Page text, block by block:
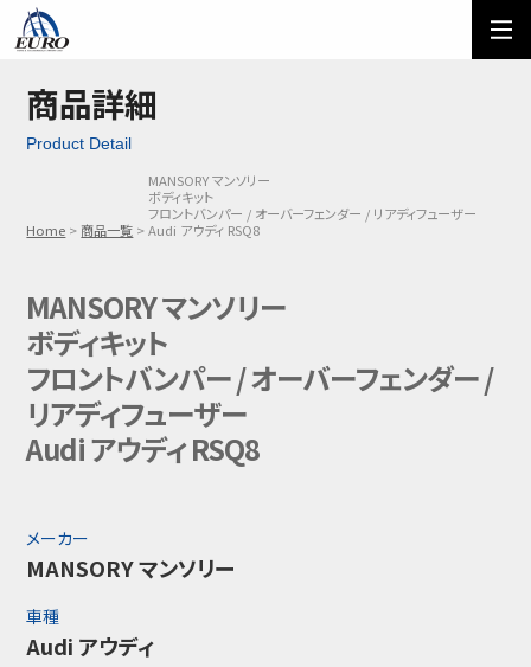
ご利用方法
メール問い合わせ
商品詳細
Product Detail
Home 商品一覧
MANSORY マンソリー
ボディキット
フロントバンパー / オーバーフェンダー / リアディフューザー
Audi アウディ RSQ8
MANSORY マンソリー
ボディキット
フロントバンパー / オーバーフェンダー /
リアディフューザー
Audi アウディ RSQ8
メーカー
MANSORY マンソリー
車種
Audi アウディ